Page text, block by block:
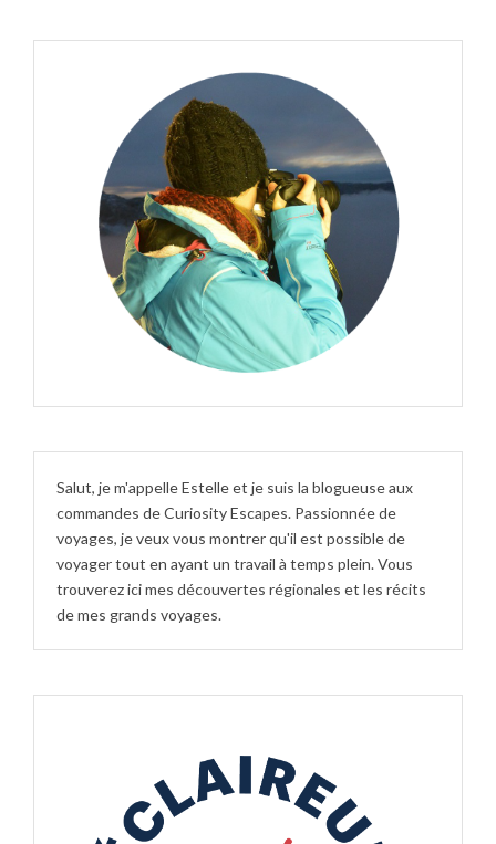
Salut, je m'appelle Estelle et je suis la blogueuse aux
commandes de Curiosity Escapes. Passionnée de
voyages, je veux vous montrer qu'il est possible de
voyager tout en ayant un travail à temps plein. Vous
trouverez ici mes découvertes régionales et les récits
de mes grands voyages.